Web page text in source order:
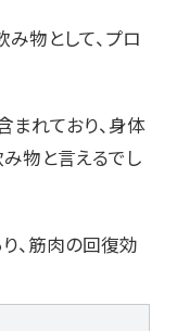
物として、プロ
まれており、身体
物と言えるでし
、筋肉の回復効